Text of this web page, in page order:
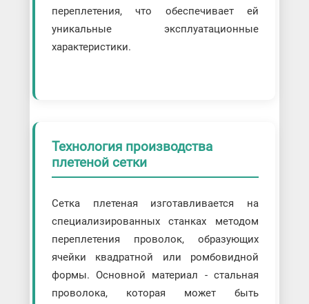
переплетения, что обеспечивает ей
уникальные эксплуатационные
характеристики.
Технология производства
плетеной сетки
Сетка плетеная изготавливается на
специализированных станках методом
переплетения проволок, образующих
ячейки квадратной или ромбовидной
формы. Основной материал - стальная
проволока, которая может быть